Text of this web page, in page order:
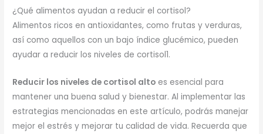
¿Qué alimentos ayudan a reducir el cortisol?
Alimentos ricos en antioxidantes, como frutas y verduras,
así como aquellos con un bajo índice glucémico, pueden
ayudar a reducir los niveles de cortisol1.
Reducir los niveles de cortisol alto es esencial para
mantener una buena salud y bienestar. Al implementar las
estrategias mencionadas en este artículo, podrás manejar
mejor el estrés y mejorar tu calidad de vida. Recuerda que